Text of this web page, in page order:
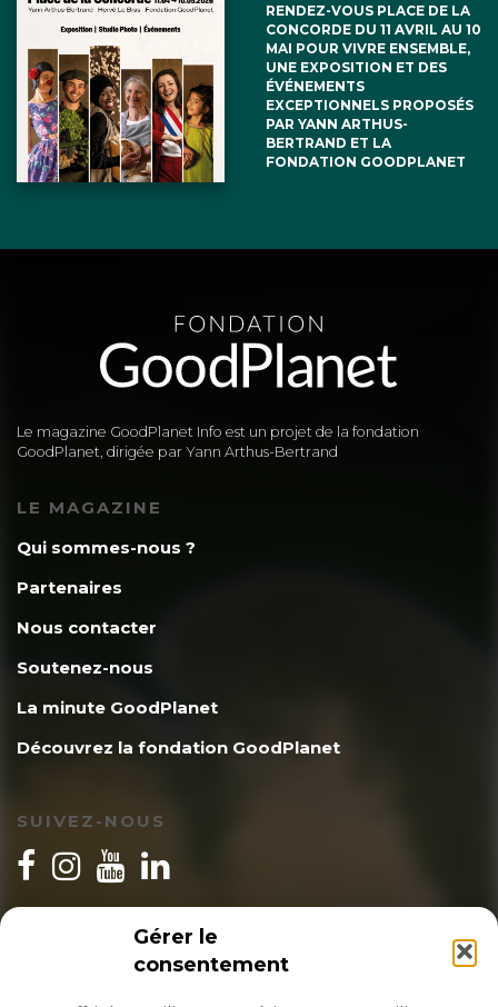
Gérer le
consentement
RENDEZ-VOUS PLACE DE LA
CONCORDE DU 11 AVRIL AU 10
MAI POUR VIVRE ENSEMBLE,
UNE EXPOSITION ET DES
ÉVÉNEMENTS
EXCEPTIONNELS PROPOSÉS
PAR YANN ARTHUS-
BERTRAND ET LA
FONDATION GOODPLANET
Le magazine GoodPlanet Info est un projet de la fondation
GoodPlanet, dirigée par Yann Arthus-Bertrand
LE MAGAZINE
Qui sommes-nous ?
Partenaires
Nous contacter
Soutenez-nous
La minute GoodPlanet
Découvrez la fondation GoodPlanet
SUIVEZ-NOUS
INSCRIPTION NEWSLETTER